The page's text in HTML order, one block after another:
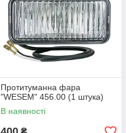
Протитуманна фара
"WESEM" 456.00 (1 штука)
В наявності